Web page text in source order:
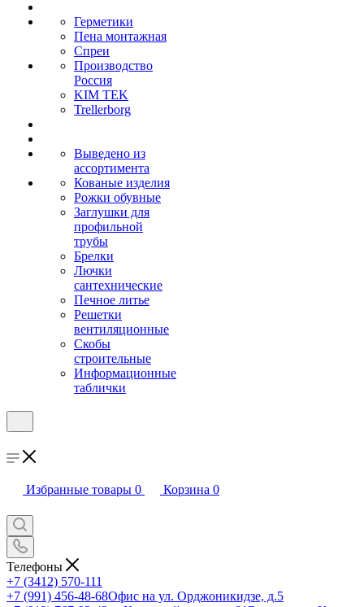
Герметики
Пена монтажная
Спреи
Производство
Россия
KIM TEK
Trellerborg
Выведено из
ассортимента
Кованые изделия
Рожки обувные
Заглушки для
профильной
трубы
Брелки
Лючки
сантехнические
Печное литье
Решетки
вентиляционные
Скобы
строительные
Информационные
таблички
Избранные товары 0 Корзина 0
Телефоны
+7 (3412) 570-111
+7 (991) 456-48-68Офис на ул. Орджоникидзе, д.5